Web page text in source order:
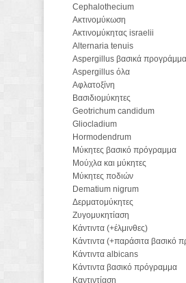
Cephalothecium
Ακτινομύκωση
Ακτινομύκητας israelii
Alternaria tenuis
Aspergillus βασικά
Aspergillus όλα
Αφλατοξίνη
Βασιδιομύκητες
Geotrichum candidum
Gliocladium
Hormodendrum
Μύκητες βασικό πρόγραμμα
Μούχλα και μύκητες
Μύκητες ποδιών
Dematium nigrum
Δερματομύκητες
Ζυγομυκητίαση
Κάντιντα (+έλμινθες)
Κάντιντα (+παράσιτα βασικό
Κάντιντα albicans
Κάντιντα βασικό πρόγραμμα
Καντιντίαση